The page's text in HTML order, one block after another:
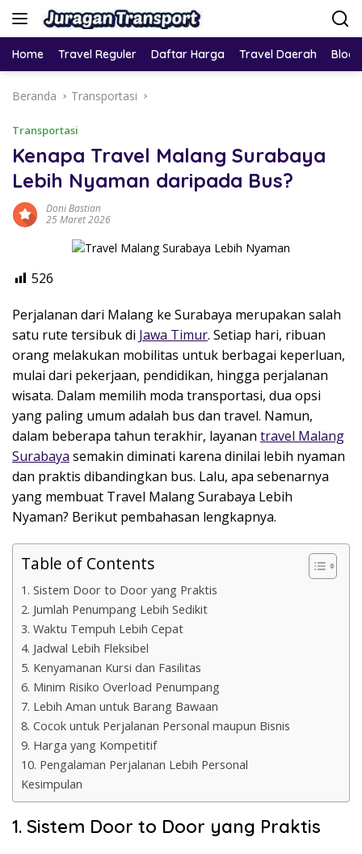
Home Travel Reguler Daftar Harga Travel Daerah Blog
Beranda Transportasi
Transportasi
Kenapa Travel Malang Surabaya
Lebih Nyaman daripada Bus?
Doni Bastian
25 Maret 2026
526
Perjalanan dari Malang ke Surabaya merupakan salah
satu rute tersibuk di Jawa Timur. Setiap hari, ribuan
orang melakukan mobilitas untuk berbagai keperluan,
mulai dari pekerjaan, pendidikan, hingga perjalanan
wisata. Dalam memilih moda transportasi, dua opsi
yang paling umum adalah bus dan travel. Namun,
dalam beberapa tahun terakhir, layanan travel Malang
Surabaya semakin diminati karena dinilai lebih nyaman
dan praktis dibandingkan bus. Lalu, apa sebenarnya
yang membuat Travel Malang Surabaya Lebih
Nyaman? Berikut pembahasan lengkapnya.
Table of Contents
1. Sistem Door to Door yang Praktis
2. Jumlah Penumpang Lebih Sedikit
3. Waktu Tempuh Lebih Cepat
4. Jadwal Lebih Fleksibel
5. Kenyamanan Kursi dan Fasilitas
6. Minim Risiko Overload Penumpang
7. Lebih Aman untuk Barang Bawaan
8. Cocok untuk Perjalanan Personal maupun Bisnis
9. Harga yang Kompetitif
10. Pengalaman Perjalanan Lebih Personal
Kesimpulan
1. Sistem Door to Door yang Praktis